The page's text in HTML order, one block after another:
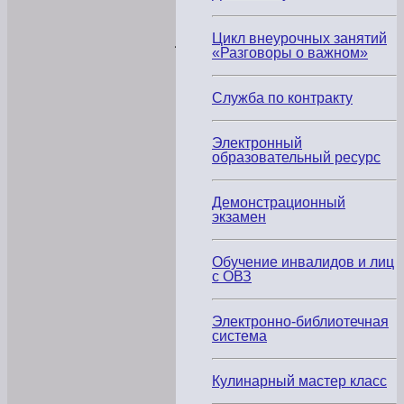
колледжа,
угоду
«кукловодам»
такими
словами
открыла
встречу
заместитель
Исламова
Дина,
обращаясь
присутствующим.
просмотрены
обращением
Цикл внеурочных занятий
«Разговоры о важном»
Служба по контракту
Электронный
образовательный ресурс
Демонстрационный
экзамен
Обучение инвалидов и лиц
с ОВЗ
Электронно-библиотечная
система
Кулинарный мастер класс